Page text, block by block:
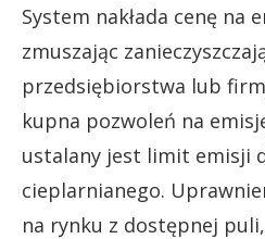
System nakłada cenę na
zmuszając
przedsiębiorstwa lub
kupna pozwoleń na
ustalany jest limit emisji
cieplarnianego.
na rynku z dostępnej